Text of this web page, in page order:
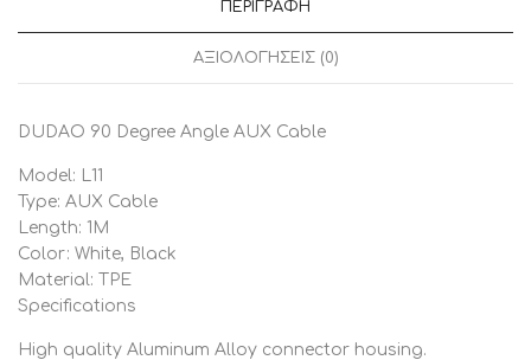
ΠΕΡΙΓΡΑΦΉ
ΑΞΙΟΛΟΓΉΣΕΙΣ (0)
DUDAO 90 Degree Angle AUX Cable
Model: L11
Type: AUX Cable
Length: 1M
Color: White, Black
Material: TPE
Specifications
High quality Aluminum Alloy connector housing.